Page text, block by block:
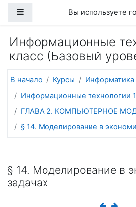
Боковая панельВы используете
Информационные
класс (Базовый
В начало Курсы
Информатика
Информационные технологии
ГЛАВА 2. КОМПЬЮТЕРНОЕ
§ 14. Моделирование в
§ 14. Моделирование в
задачах